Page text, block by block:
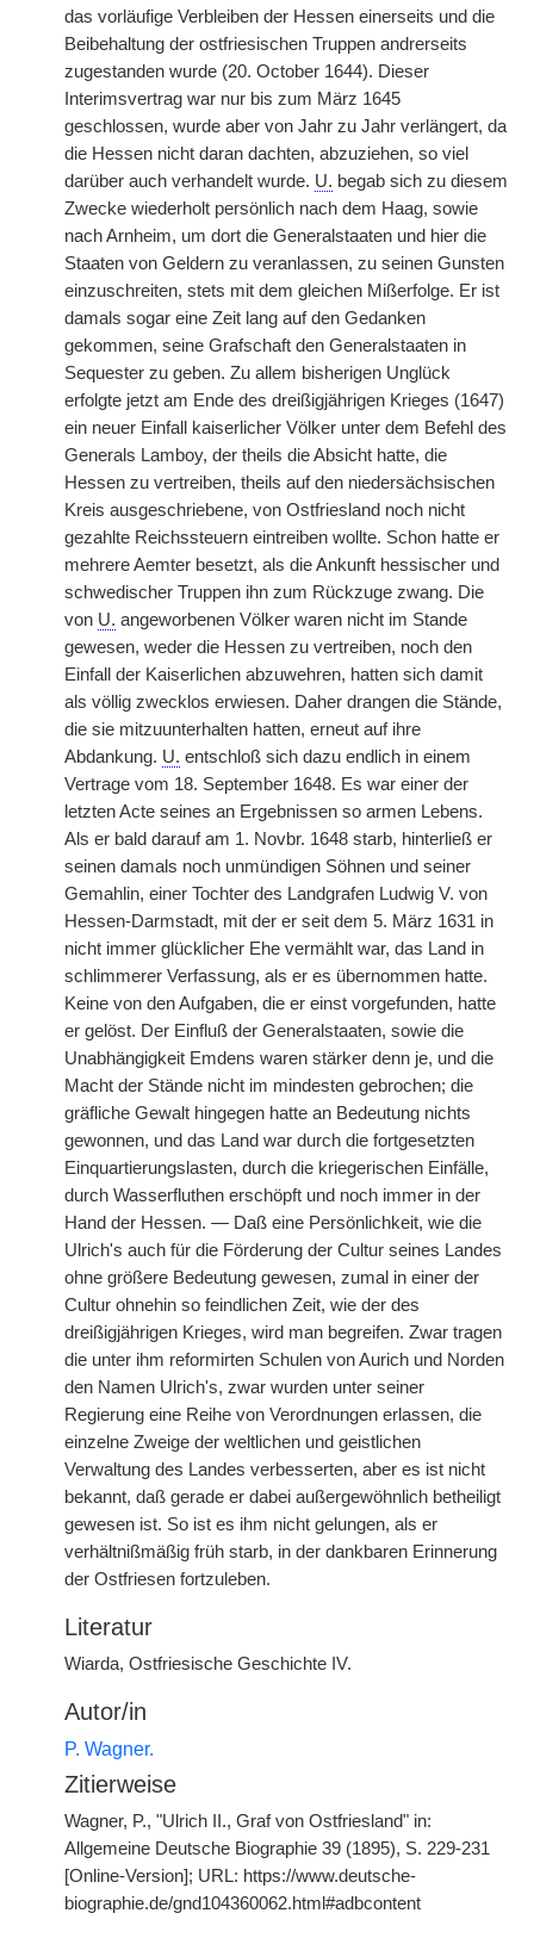
das vorläufige Verbleiben der Hessen einerseits und die
Beibehaltung der ostfriesischen Truppen andrerseits
zugestanden wurde (20. October 1644). Dieser
Interimsvertrag war nur bis zum März 1645
geschlossen, wurde aber von Jahr zu Jahr verlängert, da
die Hessen nicht daran dachten, abzuziehen, so viel
darüber auch verhandelt wurde. U. begab sich zu diesem
Zwecke wiederholt persönlich nach dem Haag, sowie
nach Arnheim, um dort die Generalstaaten und hier die
Staaten von Geldern zu veranlassen, zu seinen Gunsten
einzuschreiten, stets mit dem gleichen Mißerfolge. Er ist
damals sogar eine Zeit lang auf den Gedanken
gekommen, seine Grafschaft den Generalstaaten in
Sequester zu geben. Zu allem bisherigen Unglück
erfolgte jetzt am Ende des dreißigjährigen Krieges (1647)
ein neuer Einfall kaiserlicher Völker unter dem Befehl des
Generals Lamboy, der theils die Absicht hatte, die
Hessen zu vertreiben, theils auf den niedersächsischen
Kreis ausgeschriebene, von Ostfriesland noch nicht
gezahlte Reichssteuern eintreiben wollte. Schon hatte er
mehrere Aemter besetzt, als die Ankunft hessischer und
schwedischer Truppen ihn zum Rückzuge zwang. Die
von U. angeworbenen Völker waren nicht im Stande
gewesen, weder die Hessen zu vertreiben, noch den
Einfall der Kaiserlichen abzuwehren, hatten sich damit
als völlig zwecklos erwiesen. Daher drangen die Stände,
die sie mitzuunterhalten hatten, erneut auf ihre
Abdankung. U. entschloß sich dazu endlich in einem
Vertrage vom 18. September 1648. Es war einer der
letzten Acte seines an Ergebnissen so armen Lebens.
Als er bald darauf am 1. Novbr. 1648 starb, hinterließ er
seinen damals noch unmündigen Söhnen und seiner
Gemahlin, einer Tochter des Landgrafen Ludwig V. von
Hessen-Darmstadt, mit der er seit dem 5. März 1631 in
nicht immer glücklicher Ehe vermählt war, das Land in
schlimmerer Verfassung, als er es übernommen hatte.
Keine von den Aufgaben, die er einst vorgefunden, hatte
er gelöst. Der Einfluß der Generalstaaten, sowie die
Unabhängigkeit Emdens waren stärker denn je, und die
Macht der Stände nicht im mindesten gebrochen; die
gräfliche Gewalt hingegen hatte an Bedeutung nichts
gewonnen, und das Land war durch die fortgesetzten
Einquartierungslasten, durch die kriegerischen Einfälle,
durch Wasserfluthen erschöpft und noch immer in der
Hand der Hessen. — Daß eine Persönlichkeit, wie die
Ulrich's auch für die Förderung der Cultur seines Landes
ohne größere Bedeutung gewesen, zumal in einer der
Cultur ohnehin so feindlichen Zeit, wie der des
dreißigjährigen Krieges, wird man begreifen. Zwar tragen
die unter ihm reformirten Schulen von Aurich und Norden
den Namen Ulrich's, zwar wurden unter seiner
Regierung eine Reihe von Verordnungen erlassen, die
einzelne Zweige der weltlichen und geistlichen
Verwaltung des Landes verbesserten, aber es ist nicht
bekannt, daß gerade er dabei außergewöhnlich betheiligt
gewesen ist. So ist es ihm nicht gelungen, als er
verhältnißmäßig früh starb, in der dankbaren Erinnerung
der Ostfriesen fortzuleben.
Literatur
Wiarda, Ostfriesische Geschichte IV.
Autor/in
P. Wagner.
Zitierweise
Wagner, P., "Ulrich II., Graf von Ostfriesland" in:
Allgemeine Deutsche Biographie 39 (1895), S. 229-231
[Online-Version]; URL: https://www.deutsche-
biographie.de/gnd104360062.html#adbcontent